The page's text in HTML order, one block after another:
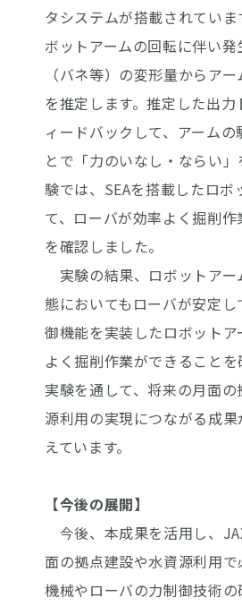
タシステムが搭載されていま
ボットアームの回転に伴い
（バネ等）の変形量からア
を推定します。推定した出
ィードバックして、アーム
とで「力のいなし・ならい
験では、SEAを搭載したロボ
て、ローバが効率よく掘削作
を確認しました。
実験の結果、ロボットアー
態においてもローバが安定
御機能を実装したロボット
よく掘削作業ができることを
実験を通して、将来の月面
源利用の実現につながる成
えています。
【今後の展開】
今後、本成果を活用し、
面の拠点建設や水資源利用
機械やローバの力制御技術